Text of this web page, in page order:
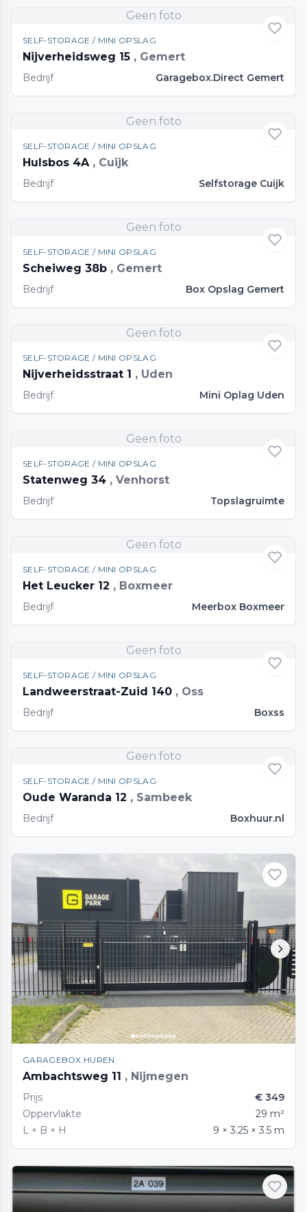
Geen foto
SELF-STORAGE / MINI OPSLAG
Nijverheidsweg 15 , Gemert
Bedrijf Garagebox.Direct Gemert
Geen foto
SELF-STORAGE / MINI OPSLAG
Hulsbos 4A , Cuijk
Bedrijf Selfstorage Cuijk
Geen foto
SELF-STORAGE / MINI OPSLAG
Scheiweg 38b , Gemert
Bedrijf Box Opslag Gemert
Geen foto
SELF-STORAGE / MINI OPSLAG
Nijverheidsstraat 1 , Uden
Bedrijf Mini Oplag Uden
Geen foto
SELF-STORAGE / MINI OPSLAG
Statenweg 34 , Venhorst
Bedrijf Topslagruimte
Geen foto
SELF-STORAGE / MINI OPSLAG
Het Leucker 12 , Boxmeer
Bedrijf Meerbox Boxmeer
Geen foto
SELF-STORAGE / MINI OPSLAG
Landweerstraat-Zuid 140 , Oss
Bedrijf Boxss
Geen foto
SELF-STORAGE / MINI OPSLAG
Oude Waranda 12 , Sambeek
Bedrijf Boxhuur.nl
GARAGEBOX HUREN
Ambachtsweg 11 , Nijmegen
Prijs
€ 349
Oppervlakte
29 m²
L × B × H
9 × 3.25 × 3.5 m